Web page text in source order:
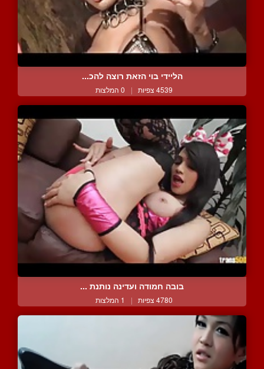
הליידי בוי הזאת רוצה להכ...
4539 צפיות | 0 המלצות
בובה חמודה ועדינה נותנת ...
4780 צפיות | 1 המלצות